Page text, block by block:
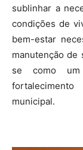
sublinhar a
condições de
bem-estar
manutenção de
se como
municipal.